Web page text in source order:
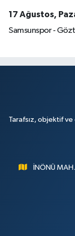
17 Ağustos,
Samsunspor -
Tarafsız, objektif
İNÖNÜ